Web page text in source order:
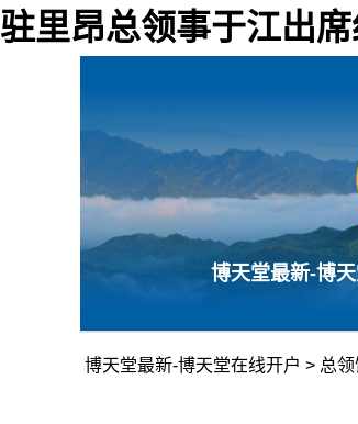
驻里昂总领事于江出
博天堂最新-博
博天堂最新-博天堂在线开户 > 总